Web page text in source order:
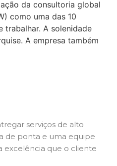
da consultoria global
como uma das 10
trabalhar. A solenidade
A empresa também
serviços de alto
de ponta e uma equipe
excelência que o cliente